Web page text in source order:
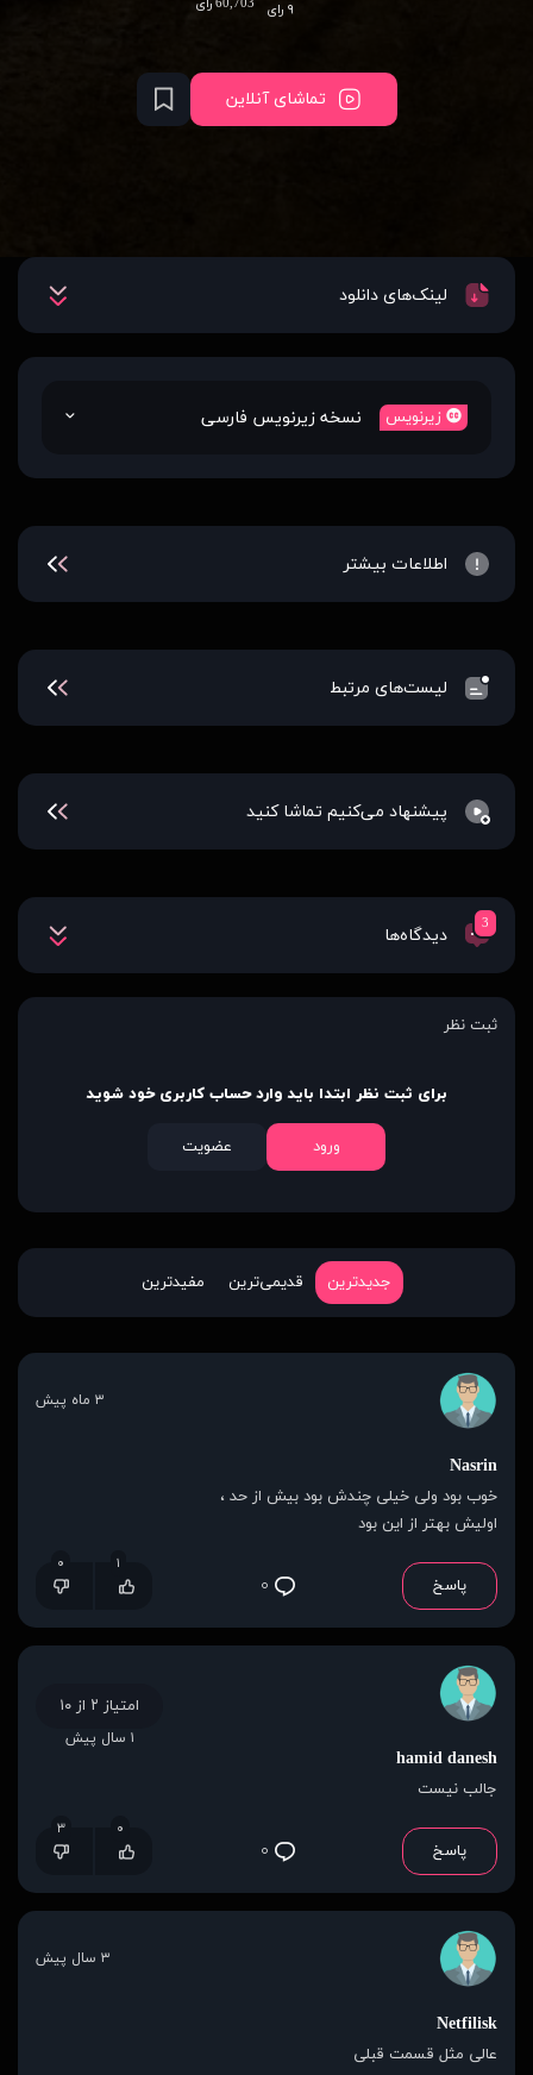
۹ رای
تماشای آنلاین
لینک‌های دانلود
زیرنویس نسخه زیرنویس فارسی
اطلاعات بیشتر
لیست‌های مرتبط
پیشنهاد می‌کنیم تماشا کنید
3
دیدگاه‌ها
ثبت نظر
برای ثبت نظر ابتدا باید وارد حساب کاربری خود شوید
ورود عضویت
جدیدترین قدیمی‌ترین مفیدترین
Nasrin
خوب بود ولی خیلی چندش بود بیش از حد ،
اولیش بهتر از این بود
پاسخ ۰
۱ ۰
۳ ماه پیش
hamid danesh
جالب نیست
پاسخ ۰
۰ ۳
امتیاز ۲ از ۱۰
۱ سال پیش
Netfilisk
عالی مثل قسمت قبلی
۳ سال پیش